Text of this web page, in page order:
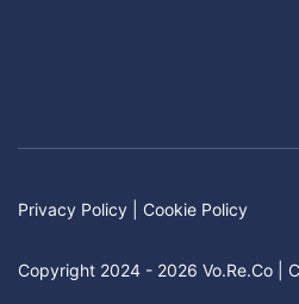
Privacy Policy Cookie Policy
Copyright 2024 - 2026 Vo.Re.Co |